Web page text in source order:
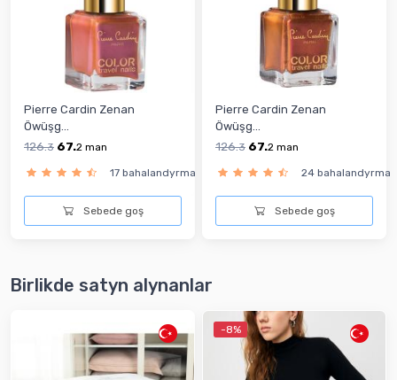
Pierre Cardin Zenan
Öwüşg...
126.3 67.2 man
17 bahalandyrma
Sebede goş
Pierre Cardin Zenan
Öwüşg...
126.3 67.2 man
24 bahalandyrma
Sebede goş
Birlikde satyn alynanlar
-8%